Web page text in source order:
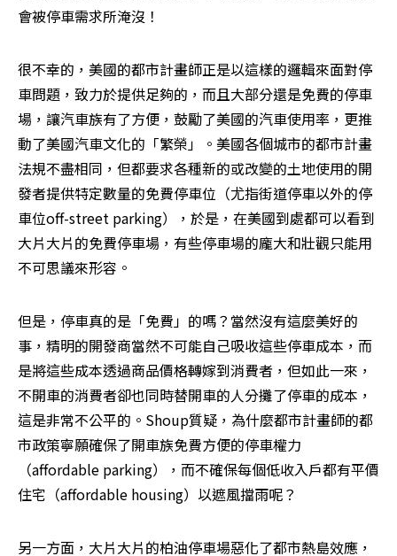
會被停車需求所淹沒！
很不幸的，美國的都市計畫師正是以這樣的邏輯來面對停
車問題，致力於提供足夠的，而且大部分還是免費的停車
場，讓汽車族有了方便，鼓勵了美國的汽車使用率，更推
動了美國汽車文化的「繁榮」。美國各個城市的都市計畫
法規不盡相同，但都要求各種新的或改變的土地使用的開
發者提供特定數量的免費停車位（尤指街道停車以外的停
車位off-street parking），於是，在美國到處都可以看到
大片大片的免費停車場，有些停車場的龐大和壯觀只能用
不可思議來形容。
但是，停車真的是「免費」的嗎？當然沒有這麼美好的
事，精明的開發商當然不可能自己吸收這些停車成本，而
是將這些成本透過商品價格轉嫁到消費者，但如此一來，
不開車的消費者卻也同時替開車的人分攤了停車的成本，
這是非常不公平的。Shoup質疑，為什麼都市計畫師的都
市政策寧願確保了開車族免費方便的停車權力
（affordable parking），而不確保每個低收入戶都有平價
住宅（affordable housing）以遮風擋雨呢？
另一方面，大片大片的柏油停車場惡化了都市熱島效應，